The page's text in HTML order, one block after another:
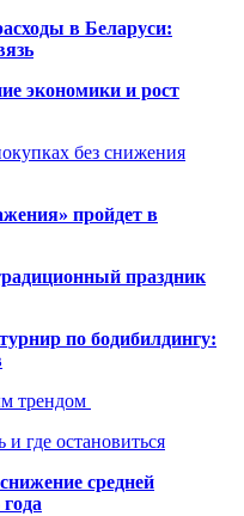
в Беларуси:
экономики и рост
без снижения
пройдет в
праздник
по бодибилдингу:
трендом
где остановиться
средней